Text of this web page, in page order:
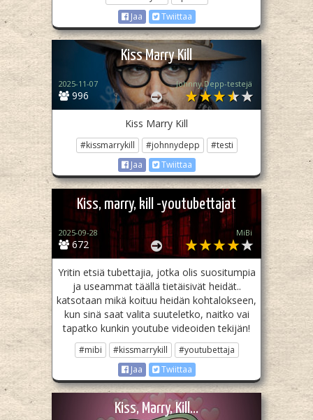
Jaa
Twiittaa
Kiss Marry Kill
996
2025-11-07 Johnny Depp-testejä
Kiss Marry Kill
#kissmarrykill #johnnydepp
#testi
Jaa
Twiittaa
Kiss, marry, kill -youtubettajat
672
2025-09-28 MiBi
Yritin etsiä tubettajia, jotka olis suositumpia
ja useammat täällä tietäisivät heidät..
katsotaan mikä koituu heidän kohtalokseen,
kun sinä saat valita suuteletko, naitko vai
tapatko kunkin youtube videoiden tekijän!
#mibi #kissmarrykill
#youtubettaja
Jaa
Twiittaa
Kiss, Marry, Kill...